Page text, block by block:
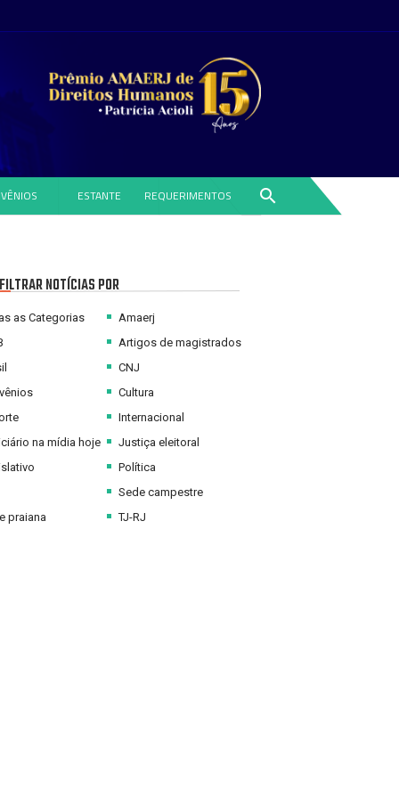
ESTANTE REQUERIMENTOS search
NOTÍCIAS POR
as Categorias
na mídia hoje
praiana
Amaerj
Artigos de magistrados
CNJ
Cultura
Internacional
Justiça eleitoral
Política
Sede campestre
TJ-RJ